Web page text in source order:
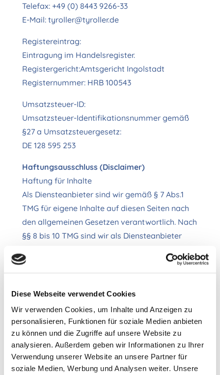
Diese Webseite verwendet Cookies
Wir verwenden Cookies, um Inhalte und Anzeigen zu
personalisieren, Funktionen für soziale Medien anbieten
zu können und die Zugriffe auf unsere Website zu
analysieren. Außerdem geben wir Informationen zu Ihrer
Verwendung unserer Website an unsere Partner für
soziale Medien, Werbung und Analysen weiter. Unsere
Telefax: +49 (0) 8443 9266-33
E-Mail: tyroller@tyroller.de
Registereintrag:
Eintragung im Handelsregister.
Registergericht:Amtsgericht Ingolstadt
Registernummer: HRB 100543
Umsatzsteuer-ID:
Umsatzsteuer-Identifikationsnummer gemäß
§27 a Umsatzsteuergesetz:
DE 128 595 253
Haftungsausschluss (Disclaimer)
Haftung für Inhalte
Als Diensteanbieter sind wir gemäß § 7 Abs.1
TMG für eigene Inhalte auf diesen Seiten nach
den allgemeinen Gesetzen verantwortlich. Nach
§§ 8 bis 10 TMG sind wir als Diensteanbieter
gespeicherte fremde Informationen zu
die auf eine rechtswidrige Tätigkeit hinweisen.
Verpflichtungen zur Entfernung oder Sperrung
der Nutzung von Informationen nach den
allgemeinen Gesetzen bleiben hiervon
unberührt. Eine diesbezügliche Haftung ist
jedoch erst ab dem Zeitpunkt der Kenntnis
einer konkreten Rechtsverletzung möglich. Bei